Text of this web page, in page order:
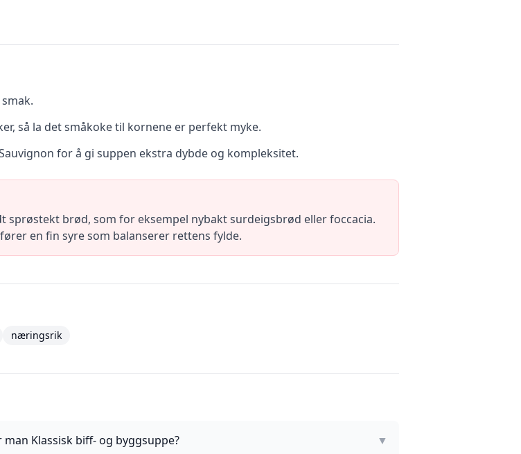
så la det småkoke til kornene er perfekt myke.
for å gi suppen ekstra dybde og kompleksitet.
sprøstekt brød, som for eksempel nybakt surdeigsbrød eller foccacia.
en fin syre som balanserer rettens fylde.
næringsrik
Klassisk biff- og byggsuppe? ▼